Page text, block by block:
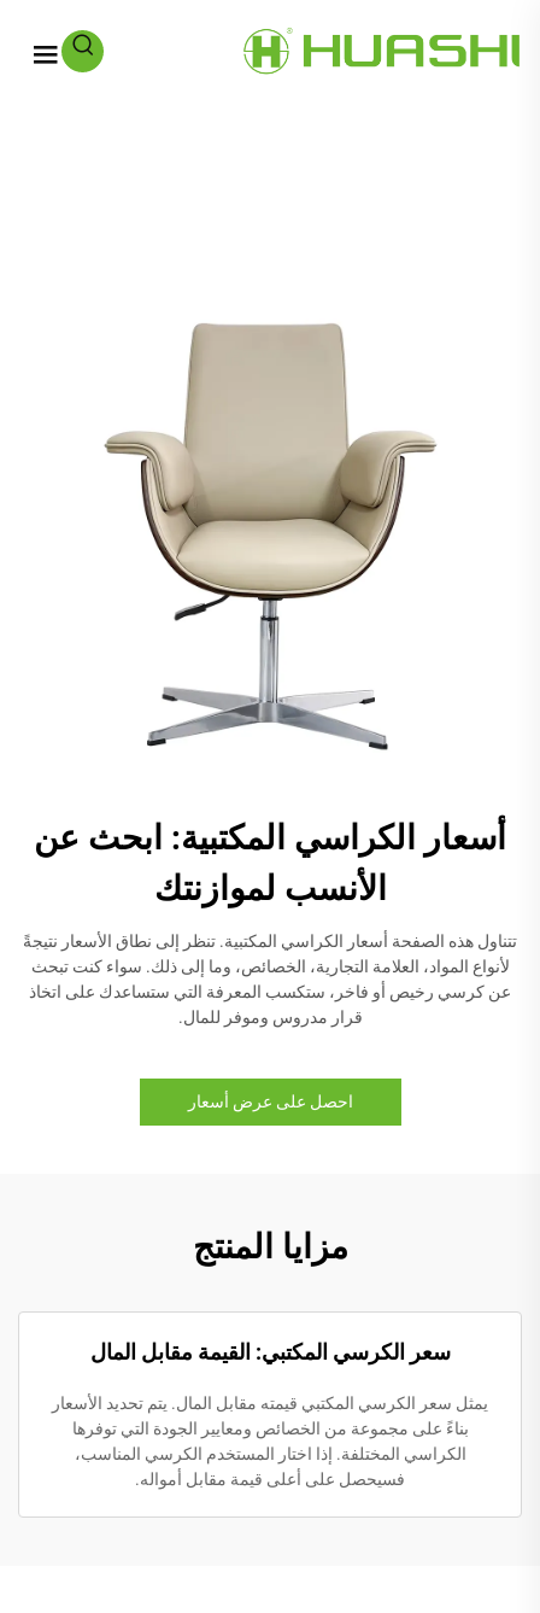
أسعار الكراسي المكتبية: ابحث عن
الأنسب لموازنتك
تتناول هذه الصفحة أسعار الكراسي المكتبية. تنظر إلى نطاق الأسعار نتيجةً
لأنواع المواد، العلامة التجارية، الخصائص، وما إلى ذلك. سواء كنت تبحث
عن كرسي رخيص أو فاخر، ستكسب المعرفة التي ستساعدك على اتخاذ
قرار مدروس وموفر للمال.
احصل على عرض أسعار
مزايا المنتج
سعر الكرسي المكتبي: القيمة مقابل المال
يمثل سعر الكرسي المكتبي قيمته مقابل المال. يتم تحديد الأسعار
بناءً على مجموعة من الخصائص ومعايير الجودة التي توفرها
الكراسي المختلفة. إذا اختار المستخدم الكرسي المناسب،
فسيحصل على أعلى قيمة مقابل أمواله.